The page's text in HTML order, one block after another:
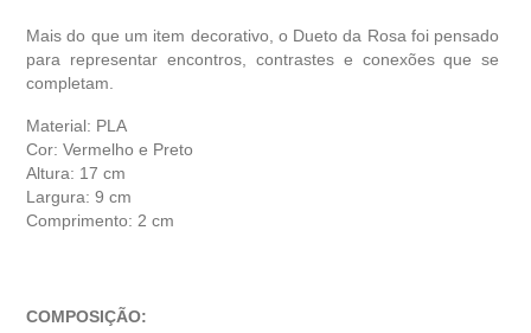
Mais do que um item decorativo, o Dueto da Rosa foi pensado
para representar encontros, contrastes e conexões que se
completam.
Material: PLA
Cor: Vermelho e Preto
Altura: 17 cm
Largura: 9 cm
Comprimento: 2 cm
COMPOSIÇÃO: